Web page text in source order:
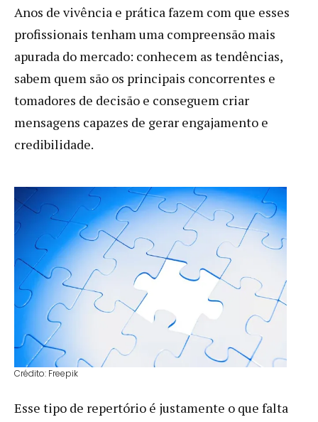
Anos de vivência e prática fazem com que esses
profissionais tenham uma compreensão mais
apurada do mercado: conhecem as tendências,
sabem quem são os principais concorrentes e
tomadores de decisão e conseguem criar
mensagens capazes de gerar engajamento e
credibilidade.
Crédito: Freepik
Esse tipo de repertório é justamente o que falta